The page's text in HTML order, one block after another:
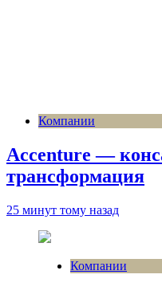
Компании
Accenture —
трансформация
25 минут тому назад
Компании